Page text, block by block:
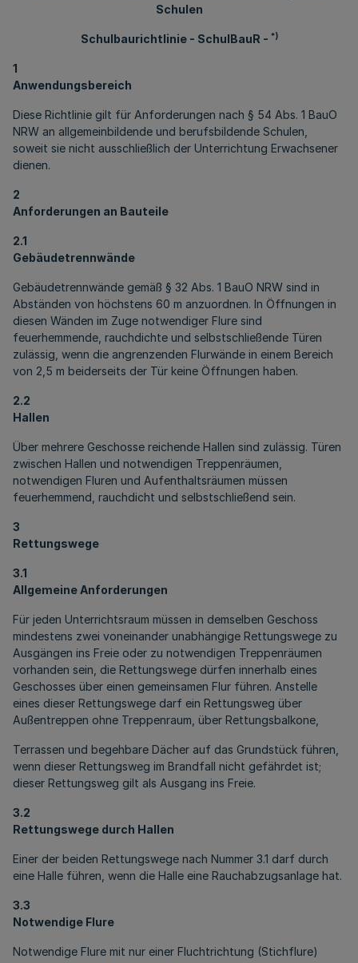
Schulen
Schulbaurichtlinie - SchulBauR - *)
1
Anwendungsbereich
Diese Richtlinie gilt für Anforderungen nach § 54 Abs. 1 BauO
NRW an allgemeinbildende und berufsbildende Schulen,
soweit sie nicht ausschließlich der Unterrichtung Erwachsener
dienen.
2
Anforderungen an Bauteile
2.1
Gebäudetrennwände
Gebäudetrennwände gemäß § 32 Abs. 1 BauO NRW sind in
Abständen von höchstens 60 m anzuordnen. In Öffnungen in
diesen Wänden im Zuge notwendiger Flure sind
feuerhemmende, rauchdichte und selbstschließende Türen
zulässig, wenn die angrenzenden Flurwände in einem Bereich
von 2,5 m beiderseits der Tür keine Öffnungen haben.
2.2
Hallen
Über mehrere Geschosse reichende Hallen sind zulässig. Türen
zwischen Hallen und notwendigen Treppenräumen,
notwendigen Fluren und Aufenthaltsräumen müssen
feuerhemmend, rauchdicht und selbstschließend sein.
3
Rettungswege
3.1
Allgemeine Anforderungen
Für jeden Unterrichtsraum müssen in demselben Geschoss
mindestens zwei voneinander unabhängige Rettungswege zu
Ausgängen ins Freie oder zu notwendigen Treppenräumen
vorhanden sein, die Rettungswege dürfen innerhalb eines
Geschosses über einen gemeinsamen Flur führen. Anstelle
eines dieser Rettungswege darf ein Rettungsweg über
Außentreppen ohne Treppenraum, über Rettungsbalkone,
Terrassen und begehbare Dächer auf das Grundstück führen,
wenn dieser Rettungsweg im Brandfall nicht gefährdet ist;
dieser Rettungsweg gilt als Ausgang ins Freie.
3.2
Rettungswege durch Hallen
Einer der beiden Rettungswege nach Nummer 3.1 darf durch
eine Halle führen, wenn die Halle eine Rauchabzugsanlage hat.
3.3
Notwendige Flure
Notwendige Flure mit nur einer Fluchtrichtung (Stichflure)